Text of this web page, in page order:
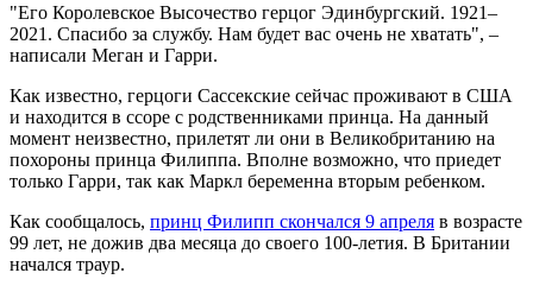
"Его Королевское Высочество герцог Эдинбургский. 1921–
2021. Спасибо за службу. Нам будет вас очень не хватать", –
написали Меган и Гарри.
Как известно, герцоги Сассекские сейчас проживают в США
и находится в ссоре с родственниками принца. На данный
момент неизвестно, прилетят ли они в Великобританию на
похороны принца Филиппа. Вполне возможно, что приедет
только Гарри, так как Маркл беременна вторым ребенком.
Как сообщалось, принц Филипп скончался 9 апреля в возрасте
99 лет, не дожив два месяца до своего 100-летия. В Британии
начался траур.